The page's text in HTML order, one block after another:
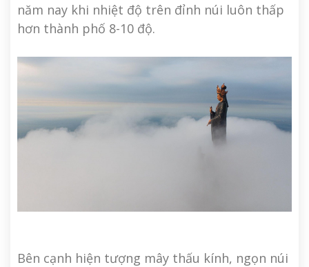
năm nay khi nhiệt độ trên đỉnh núi luôn thấp
hơn thành phố 8-10 độ.
Bên cạnh hiện tượng mây thấu kính, ngọn núi